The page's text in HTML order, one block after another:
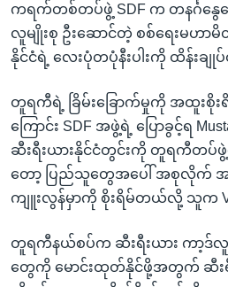
ကရက်တစ်တပ်ဖွဲ့ SDF က တနင်္ဂနွေန
လူမျိုးစု ဦးဆောင်တဲ့ စစ်ရေးမဟာ
နိုင်ငံရဲ့ လေးပုံတပုံနီးပါးကို ထိန်းချုပ်
တူရကီရဲ့ ခြိမ်းခြောက်မှုကို အထူးစိုး
ကြောင်း SDF အဖွဲ့ရဲ့ ပြောခွင့်ရ
ဆီးရီးယားနိုင်ငံတွင်းကို တူရကီတပ်
တော့ ပြည်သူတွေအပေါ် အစုလိုက်
ကျူးလွန်မှာကို စိုးရိမ်တယ်လို့ သူက
တူရကီနယ်စပ်က ဆီးရီးယား ကာ့ဒ်လူ
တွေကို မောင်းထုတ်နိုင်ဖို့အတွက် ဆီးရီ